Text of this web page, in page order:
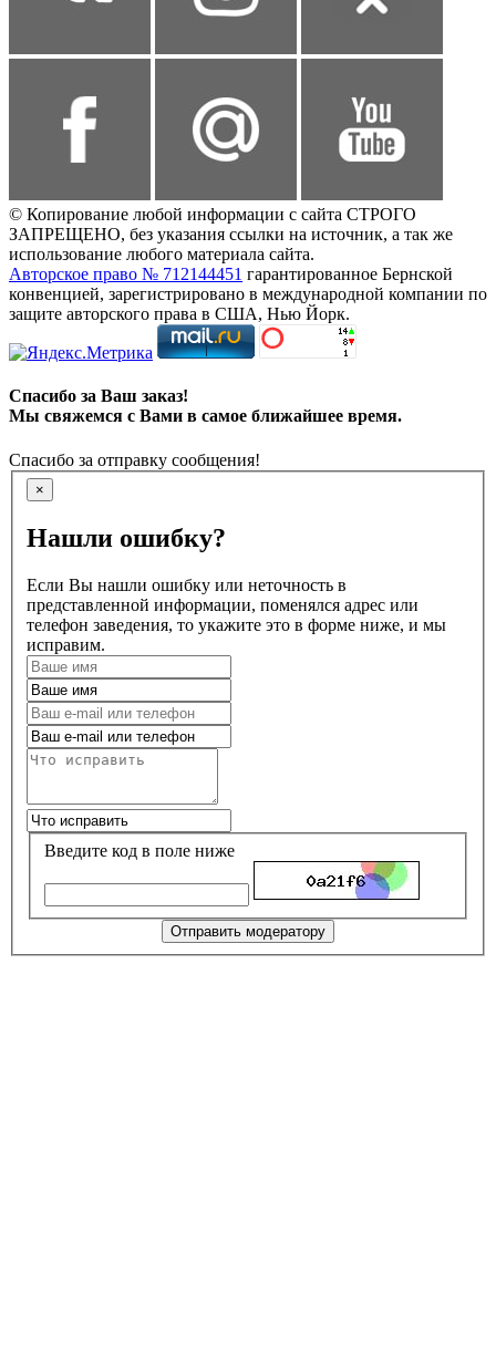
© Копирование любой информации с сайта СТРОГО
ЗАПРЕЩЕНО, без указания ссылки на источник, а так же
использование любого материала сайта.
Авторское право № 712144451 гарантированное Бернской
конвенцией, зарегистрировано в международной компании по
защите авторского права в США, Нью Йорк.
Спасибо за Ваш заказ!
Мы свяжемся с Вами в самое ближайшее время.
Спасибо за отправку сообщения!
×
Нашли ошибку?
Если Вы нашли ошибку или неточность в
представленной информации, поменялся адрес или
телефон заведения, то укажите это в форме ниже, и мы
исправим.
Введите код в поле ниже
Отправить модератору